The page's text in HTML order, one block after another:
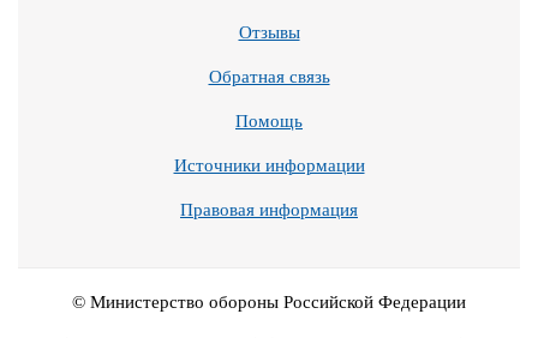
Отзывы
Обратная связь
Помощь
Источники информации
Правовая информация
© Министерство обороны Российской Федерации